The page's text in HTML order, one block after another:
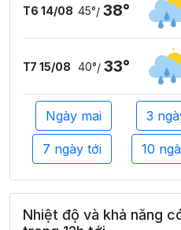
T6 14/08 45°/ 38°
T7 15/08 40°/ 33°
Ngày mai 3
7 ngày tới 10
Nhiệt độ và khả năng